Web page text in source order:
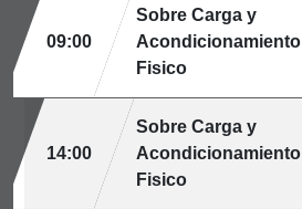
09:00
Sobre Carga y
Acondicionamiento
Fisico
14:00
Sobre Carga y
Acondicionamiento
Fisico